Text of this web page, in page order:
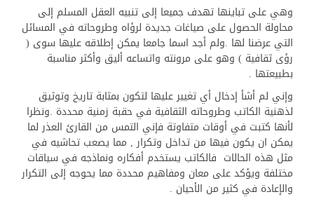
وهي على تباينها تهدف جميعا إلى تنبيه العقل المسلم إلى
محاولة الحصول على صياغات جديدة لرؤاه وطروحاته في المسائل
التي عرضنا لها .ولم أجد اسما جامعا يمكن إطلاقه عليها سوى (
رؤى ثقافية ) وهو على مرونته واتساعه أليق وأكثر مناسبة
بطبيعتها .
وإني لم أشأ إدخال أي تغيير عليها لتكون بمثابة تاريخ وتوثيق
لذهنية الكاتب وطروحاته الثقافية في حقبة زمنية محددة .ونظرا
لأنها كتبت في أوقات متفاوتة فإني التمس من القارئ العذر لما
يمكن ان يكون فيها من تداخل وتكرار , مما يصعب تحاشيه في
مثل هذه الحالات فالكاتب يستخدم أفكاره ونماذجه في سياقات
مختلفة ويؤكد على معان ومفاهيم محددة مما يحوجه إلى التكرار
والإعادة في كثير من الأحيان .